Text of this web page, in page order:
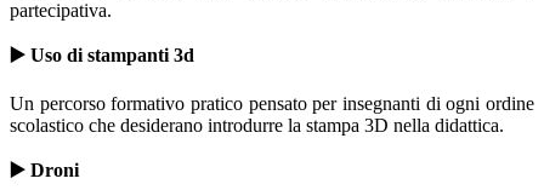
partecipativa.
▶️ Uso di stampanti 3d
Un percorso formativo pratico pensato per insegnanti di ogni ordine
scolastico che desiderano introdurre la stampa 3D nella didattica.
▶️ Droni